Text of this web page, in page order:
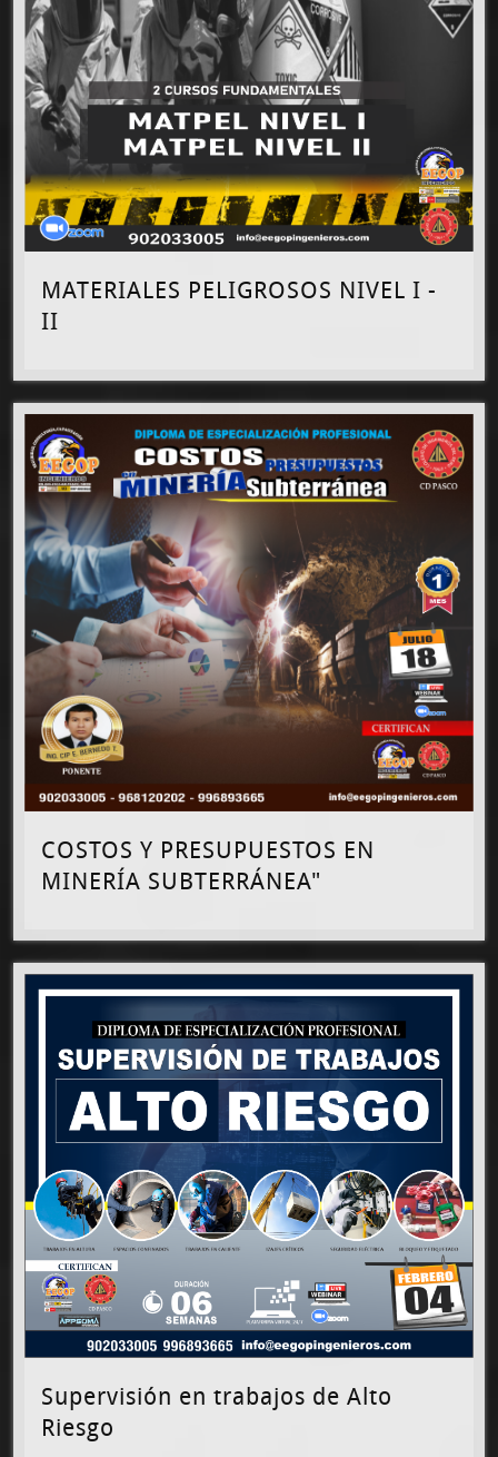
MATERIALES PELIGROSOS NIVEL I -
II
COSTOS Y PRESUPUESTOS EN
MINERÍA SUBTERRÁNEA"
Supervisión en trabajos de Alto
Riesgo